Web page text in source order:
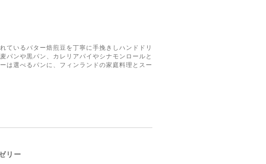
ているバター焙煎豆を丁寧に手挽きしハンドドリ
パンや黒パン、カレリアパイやシナモンロールと
は選べるパンに、フィンランドの家庭料理とスー
リー